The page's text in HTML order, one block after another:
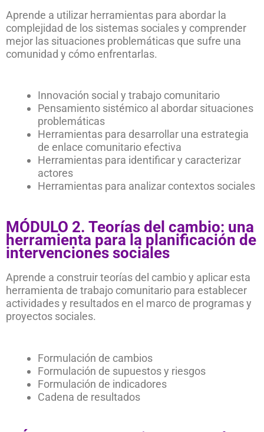
Aprende a utilizar herramientas para abordar la
complejidad de los sistemas sociales y comprender
mejor las situaciones problemáticas que sufre una
comunidad y cómo enfrentarlas.
Innovación social y trabajo comunitario
Pensamiento sistémico al abordar situaciones
problemáticas
Herramientas para desarrollar una estrategia
de enlace comunitario efectiva
Herramientas para identificar y caracterizar
actores
Herramientas para analizar contextos sociales
MÓDULO 2. Teorías del cambio: una
herramienta para la planificación de
intervenciones sociales
Aprende a construir teorías del cambio y aplicar esta
herramienta de trabajo comunitario para establecer
actividades y resultados en el marco de programas y
proyectos sociales.
Formulación de cambios
Formulación de supuestos y riesgos
Formulación de indicadores
Cadena de resultados